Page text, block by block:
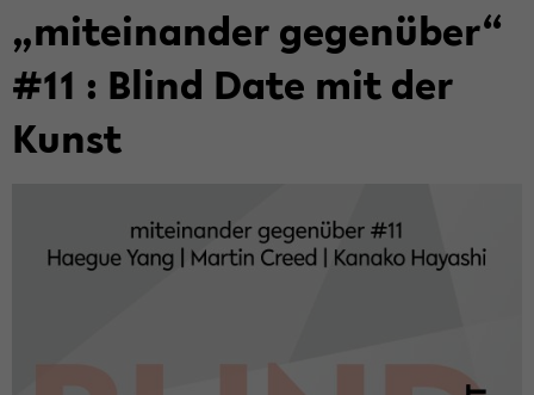
„mit­ein­an­der ge­gen­über“
#11 : Blind Date mit der
Kunst